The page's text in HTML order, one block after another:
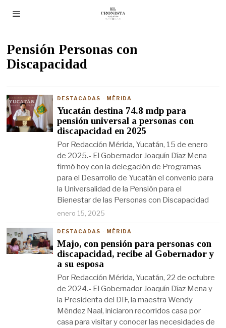
Pensión Personas con
Discapacidad
DESTACADAS · MÉRIDA
Yucatán destina 74.8 mdp para
pensión universal a personas con
discapacidad en 2025
Por Redacción Mérida, Yucatán, 15 de enero
de 2025.- El Gobernador Joaquín Díaz Mena
firmó hoy con la delegación de Programas
para el Desarrollo de Yucatán el convenio para
la Universalidad de la Pensión para el
Bienestar de las Personas con Discapacidad
enero 15, 2025
DESTACADAS · MÉRIDA
Majo, con pensión para personas con
discapacidad, recibe al Gobernador y
a su esposa
Por Redacción Mérida, Yucatán, 22 de octubre
de 2024.- El Gobernador Joaquín Díaz Mena y
la Presidenta del DIF, la maestra Wendy
Méndez Naal, iniciaron recorridos casa por
casa para visitar y conocer las necesidades de